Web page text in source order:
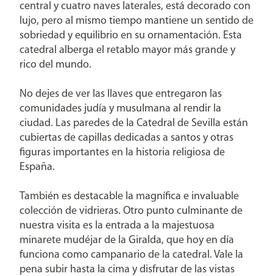
central y cuatro naves laterales, está decorado con
lujo, pero al mismo tiempo mantiene un sentido de
sobriedad y equilibrio en su ornamentación. Esta
catedral alberga el retablo mayor más grande y
rico del mundo.
No dejes de ver las llaves que entregaron las
comunidades judía y musulmana al rendir la
ciudad. Las paredes de la Catedral de Sevilla están
cubiertas de capillas dedicadas a santos y otras
figuras importantes en la historia religiosa de
España.
También es destacable la magnífica e invaluable
colección de vidrieras. Otro punto culminante de
nuestra visita es la entrada a la majestuosa
minarete mudéjar de la Giralda, que hoy en día
funciona como campanario de la catedral. Vale la
pena subir hasta la cima y disfrutar de las vistas